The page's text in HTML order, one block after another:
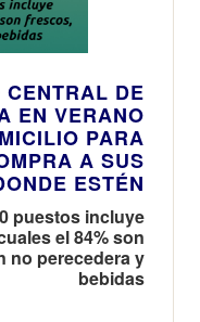
CENTRAL DE
EN VERANO
PARA
A SUS
ESTÉN
puestos incluye
el 84% son
no perecedera y
bebidas